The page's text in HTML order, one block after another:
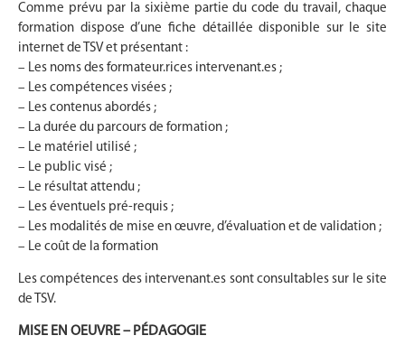
Comme prévu par la sixième partie du code du travail, chaque
formation dispose d’une fiche détaillée disponible sur le site
internet de TSV et présentant :
– Les noms des formateur.rices intervenant.es ;
– Les compétences visées ;
– Les contenus abordés ;
– La durée du parcours de formation ;
– Le matériel utilisé ;
– Le public visé ;
– Le résultat attendu ;
– Les éventuels pré-requis ;
– Les modalités de mise en œuvre, d’évaluation et de validation ;
– Le coût de la formation
Les compétences des intervenant.es sont consultables sur le site
de TSV.
MISE EN OEUVRE – PÉDAGOGIE